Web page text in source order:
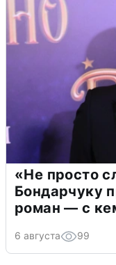
«Не просто
Бондарчуку
роман — с
6 августа 99